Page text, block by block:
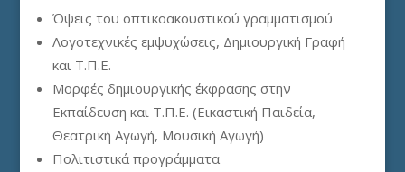
Όψεις του οπτικοακουστικού γραμματισμού
Λογοτεχνικές εμψυχώσεις, Δημιουργική Γραφή
και Τ.Π.Ε.
Μορφές δημιουργικής έκφρασης στην
Εκπαίδευση και Τ.Π.Ε. (Εικαστική Παιδεία,
Θεατρική Αγωγή, Μουσική Αγωγή)
Πολιτιστικά προγράμματα